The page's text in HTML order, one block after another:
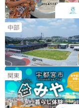
中部
関東